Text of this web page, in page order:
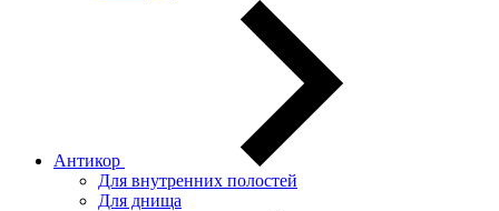
Антикор
Для внутренних полостей
Для днища